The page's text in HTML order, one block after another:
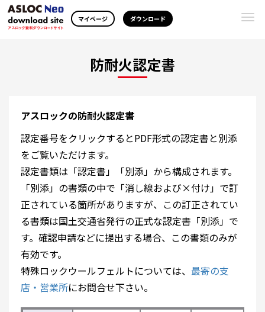
マイページ ダウンロード
防耐火認定書
アスロックの防耐火認定書
認定番号をクリックするとPDF形式の認定書と別添
をご覧いただけます。
認定書類は「認定書」「別添」から構成されます。
「別添」の書類の中で「消し線および×付け」で訂
正されている箇所がありますが、この訂正されてい
る書類は国土交通省発行の正式な認定書「別添」で
す。確認申請などに提出する場合、この書類のみが
有効です。
特殊ロックウールフェルトについては、 最寄の支
店・営業所にお問合せ下さい。